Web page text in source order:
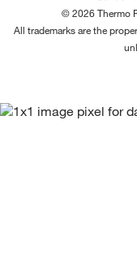
© 2026 Thermo
All trademarks are the